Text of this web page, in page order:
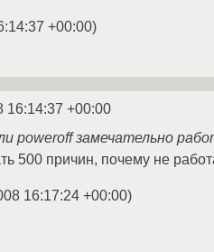
+00:00)
16:14:37 +00:00
poweroff замечательно
500 причин, почему не
16:17:24 +00:00)